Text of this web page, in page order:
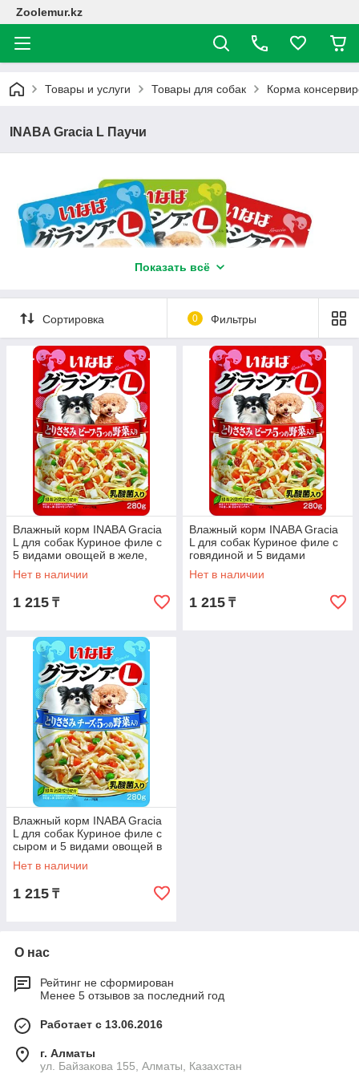
Zoolemur.kz
Товары и услуги Товары для собак Корма
INABA Gracia L Паучи
Особенности серии:
Волокна в желе
На основе филе фермерской курицы
Полнорационный корм
Высокопитательный сбалансированный состав
Содержит 5 видов овощей
консервантов
минералов
Упаковка большого объема - 280г.
Показать всё
Сортировка 0 Фильтры
Влажный корм INABA Gracia
L для собак Куриное филе с
5 видами овощей в желе,
паучи 280г
Нет в наличии
1 215 ₸
Влажный корм INABA Gracia
L для собак Куриное филе с
говядиной и 5 видами
овощей в желе, паучи 280г
Нет в наличии
1 215 ₸
Влажный корм INABA Gracia
L для собак Куриное филе с
сыром и 5 видами овощей в
желе, паучи 280г
Нет в наличии
1 215 ₸
О нас
Рейтинг не сформирован
Менее 5 отзывов за последний год
Работает с 13.06.2016
г. Алматы
ул. Байзакова 155, Алматы, Казахстан